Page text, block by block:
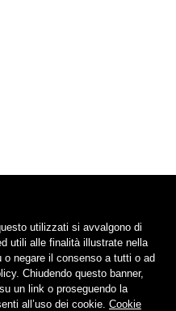
utilizzati si avvalgono di
utili alle finalità illustrate nella
negare il consenso a tutti o ad
Chiudendo questo banner,
un link o proseguendo la
all’uso dei cookie. Cookie